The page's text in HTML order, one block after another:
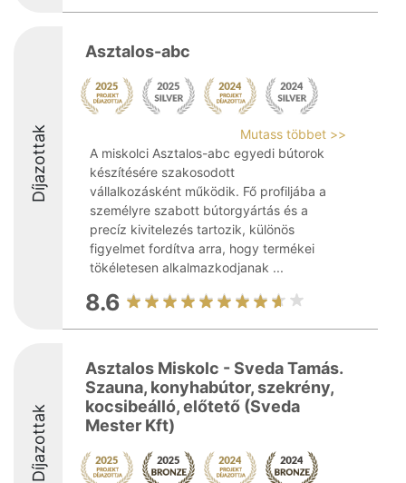
Díjazottak
Asztalos-abc
Mutass többet >>
A miskolci Asztalos-abc egyedi bútorok
készítésére szakosodott
vállalkozásként működik. Fő profiljába a
személyre szabott bútorgyártás és a
precíz kivitelezés tartozik, különös
figyelmet fordítva arra, hogy termékei
tökéletesen alkalmazkodjanak ...
8.6
Díjazottak
Asztalos Miskolc - Sveda Tamás.
Szauna, konyhabútor, szekrény,
kocsibeálló, előtető (Sveda
Mester Kft)